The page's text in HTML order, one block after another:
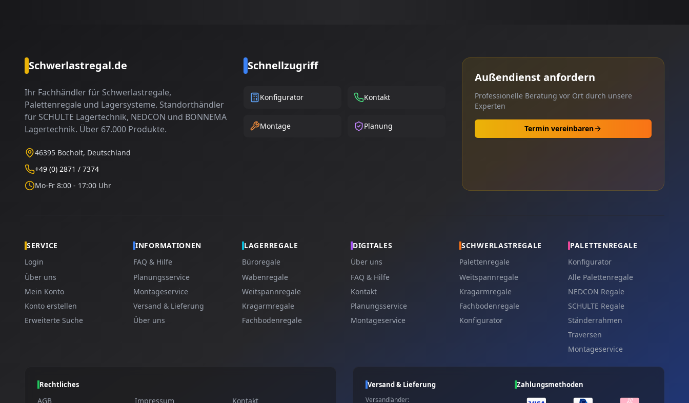
Schwerlastregal.de
Ihr Fachhändler für Schwerlastregale,
Palettenregale und Lagersysteme. Standorthändler
für SCHULTE Lagertechnik, NEDCON und BONNEMA
Lagertechnik. Über 67.000 Produkte.
46395 Bocholt, Deutschland
+49 (0) 2871 / 7374
Mo-Fr 8:00 - 17:00 Uhr
Schnellzugriff
Konfigurator Kontakt
Montage Planung
Außendienst anfordern
Professionelle Beratung vor Ort durch unsere
Experten
Termin vereinbaren
SERVICE
Login
Über uns
Mein Konto
Konto erstellen
Erweiterte Suche
INFORMATIONEN
FAQ & Hilfe
Planungsservice
Montageservice
Versand & Lieferung
Über uns
LAGERREGALE
Büroregale
Wabenregale
Weitspannregale
Kragarmregale
Fachbodenregale
DIGITALES
Über uns
FAQ & Hilfe
Kontakt
Planungsservice
Montageservice
SCHWERLASTREGALE
Palettenregale
Weitspannregale
Kragarmregale
Fachbodenregale
Konfigurator
PALETTENREGALE
Konfigurator
Alle Palettenregale
NEDCON Regale
SCHULTE Regale
Ständerrahmen
Traversen
Montageservice
Rechtliches
AGB Impressum Kontakt
Versand & Lieferung
Versandländer:
Zahlungsmethoden